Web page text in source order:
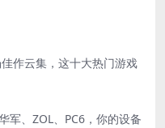
作云集，这十大热门游戏
军、ZOL、PC6，你的设备